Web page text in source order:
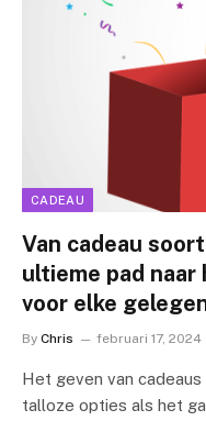
CADEAU
Van cadeau
ultieme pad
voor elke
By Chris februari 17, 2024
Het geven van
talloze opties als het